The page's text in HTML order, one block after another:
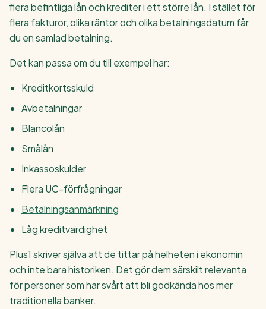
flera befintliga lån och krediter i ett större lån. I stället för
flera fakturor, olika räntor och olika betalningsdatum får
du en samlad betalning.
Det kan passa om du till exempel har:
Kreditkortsskuld
Avbetalningar
Blancolån
Smålån
Inkassoskulder
Flera UC-förfrågningar
Betalningsanmärkning
Låg kreditvärdighet
Plus1 skriver själva att de tittar på helheten i ekonomin
och inte bara historiken. Det gör dem särskilt relevanta
för personer som har svårt att bli godkända hos mer
traditionella banker.